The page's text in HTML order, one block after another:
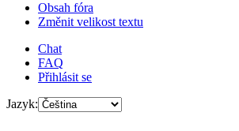
Obsah fóra
Změnit velikost textu
Chat
FAQ
Přihlásit se
Jazyk: